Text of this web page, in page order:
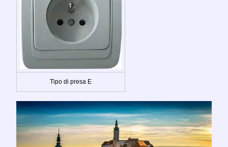
Tipo di presa E